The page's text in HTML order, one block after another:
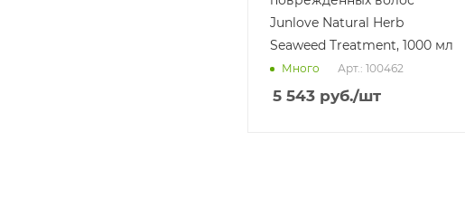
Junlove Natural Herb
Seaweed Treatment, 1000 мл
Много Арт.: 100462
5 543 руб./шт